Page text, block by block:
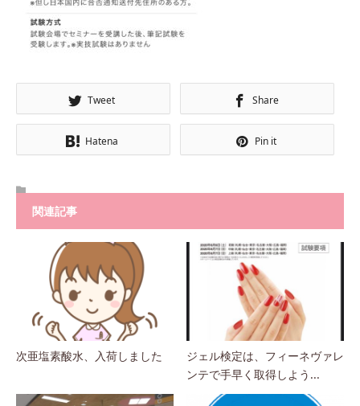
Tweet Share
Hatena Pin it
関連記事
次亜塩素酸水、入荷しました
ジェル検定は、フィーネヴァレ
ンテで手早く取得しよう...